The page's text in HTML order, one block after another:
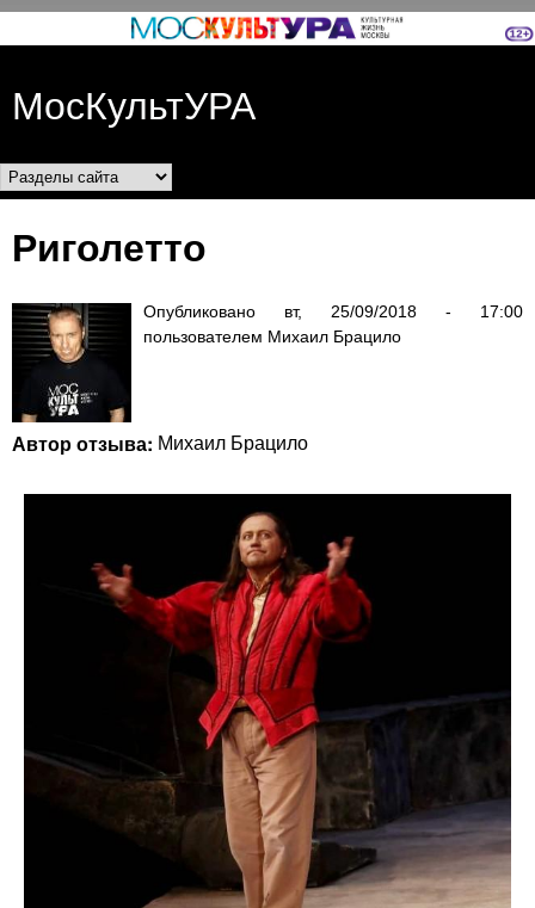
Перейти к основному
МосКультУРА
Разделы сайта
Риголетто
Опубликовано вт, 25/09/2018 - 17:00
пользователем Михаил Брацило
Автор отзыва: Михаил Брацило